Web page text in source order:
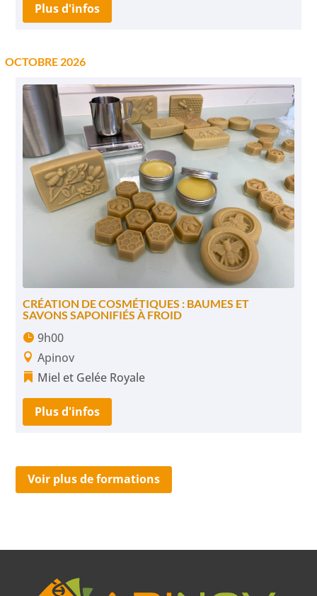
Plus d'infos
OCTOBRE 2026
CRÉATION DE COSMÉTIQUES : BAUMES ET
SAVONS SAPONIFIÉS À FROID
9h00
Apinov
Miel et Gelée Royale
Plus d'infos
Voir plus de formations